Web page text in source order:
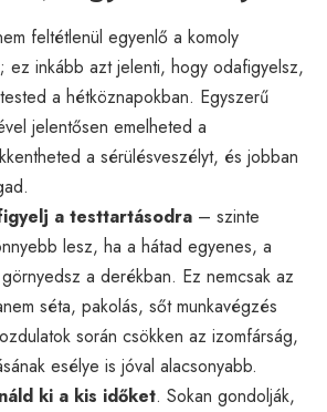
feltétlenül egyenlő a komoly
ez inkább azt jelenti, hogy odafigyelsz,
a hétköznapokban. Egyszerű
jelentősen emelheted a
a sérülésveszélyt, és jobban
a testtartásodra – szinte
lesz, ha a hátad egyenes, a
a derékban. Ez nemcsak az
séta, pakolás, sőt munkavégzés
során csökken az izomfárság,
esélye is jóval alacsonyabb.
ki a kis időket. Sokan gondolják,